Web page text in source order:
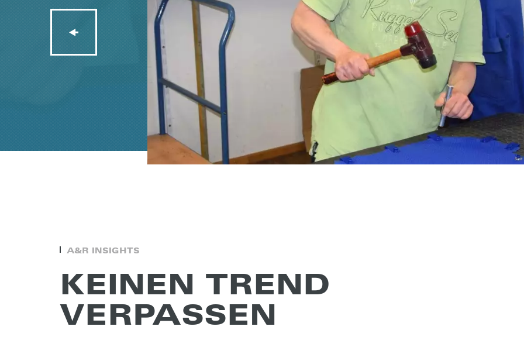
A&R INSIGHTS
KEINEN TREND
VERPAS­SEN